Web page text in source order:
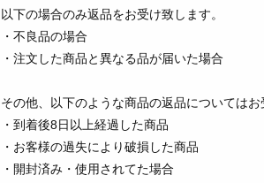
以下の場合のみ返品をお受け致します。
・不良品の場合
・注文した商品と異なる品が届いた場合
その他、以下のような商品の返品についてはお
・到着後8日以上経過した商品
・お客様の過失により破損した商品
・開封済み・使用されてた場合